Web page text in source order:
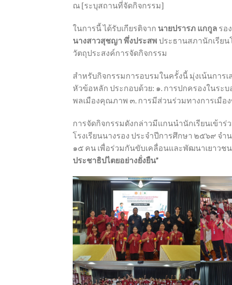
ณ [ระบุสถานที่จัดกิจกรรม]
ในการนี้ ได้รับเกียรติจาก นายปรารภ แกกูล รอ
นางสาวสุชญา พึ่งประสพ ประธานสภานักเรียน
วัตถุประสงค์การจัดกิจกรรม
สำหรับกิจกรรมการอบรมในครั้งนี้ มุ่งเน้นการ
หัวข้อหลัก ประกอบด้วย: ๑. การปกครองในระ
พลเมืองคุณภาพ ๓. การมีส่วนร่วมทางการเมือ
การจัดกิจกรรมดังกล่าวมีแกนนำนักเรียนเข้า
โรงเรียนนางรอง ประจำปีการศึกษา ๒๕๖๙
๑๕ คน เพื่อร่วมกันขับเคลื่อนและพัฒนาเยาวช
ประชาธิปไตยอย่างยั่งยืน”